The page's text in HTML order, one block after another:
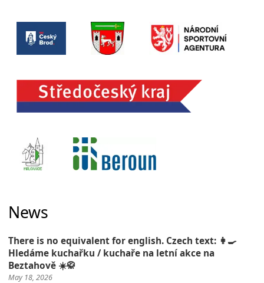
News
There is no equivalent for english. Czech text: 👩‍🍳
Hledáme kuchařku / kuchaře na letní akce na
Beztahově ☀️🥋
May 18, 2026